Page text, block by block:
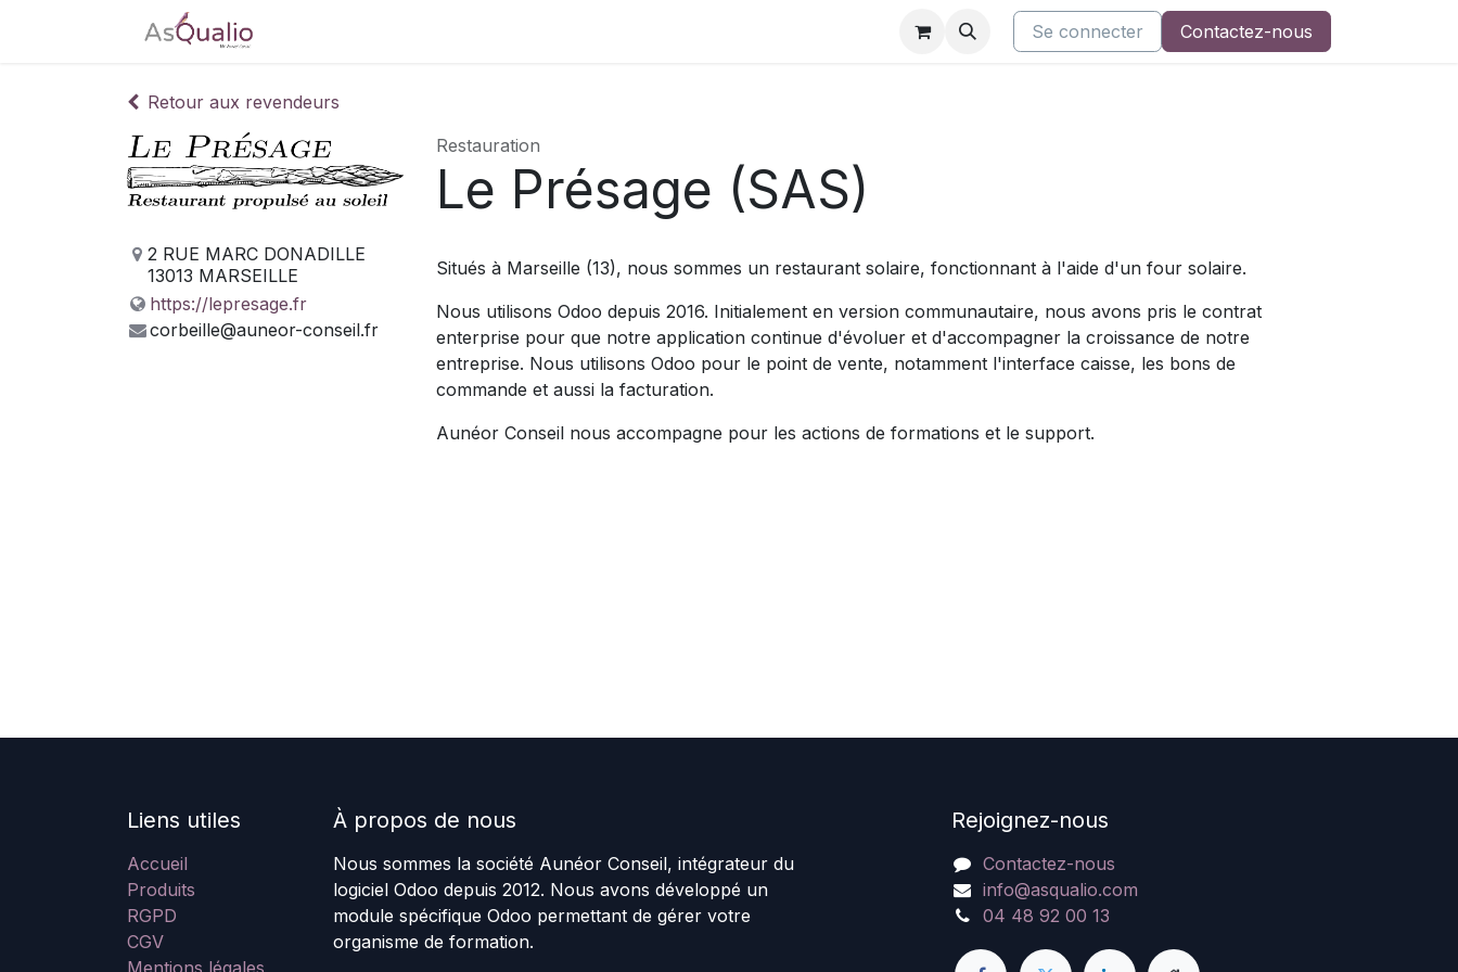
Evènements Nos cours Support AsQualio Restez informé
Se connecter Contactez-nous
Retour aux revendeurs
2 RUE MARC DONADILLE
13013 MARSEILLE
https://lepresage.fr
corbeille@auneor-conseil.fr
Restauration
Le Présage (SAS)
Situés à Marseille (13), nous sommes un restaurant solaire, fonctionnant à l'aide d'un four solaire.
Nous utilisons Odoo depuis 2016. Initialement en version communautaire, nous avons pris le contrat
enterprise pour que notre application continue d'évoluer et d'accompagner la croissance de notre
entreprise. Nous utilisons Odoo pour le point de vente, notamment l'interface caisse, les bons de
commande et aussi la facturation.
Aunéor Conseil nous accompagne pour les actions de formations et le support.
Liens utiles
Accueil
Produits
RGPD
CGV
Mentions légales
À propos de nous
Nous sommes la société Aunéor Conseil, intégrateur du
logiciel Odoo depuis 2012. Nous avons développé un
module spécifique Odoo permettant de gérer votre
organisme de formation.
Rejoignez-nous
Contactez-nous
info@asqualio.com
04 48 92 00 13